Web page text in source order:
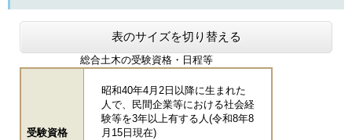
表のサイズを切り替える
総合土木の受験資格・日程等
受験資格
昭和40年4月2日以降に生まれた
人で、民間企業等における社会経
験等を3年以上有する人(令和8年8
月15日現在)